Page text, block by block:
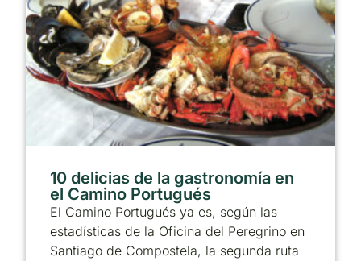
10 delicias de la gastronomía en
el Camino Portugués
El Camino Portugués ya es, según las
estadísticas de la Oficina del Peregrino en
Santiago de Compostela, la segunda ruta